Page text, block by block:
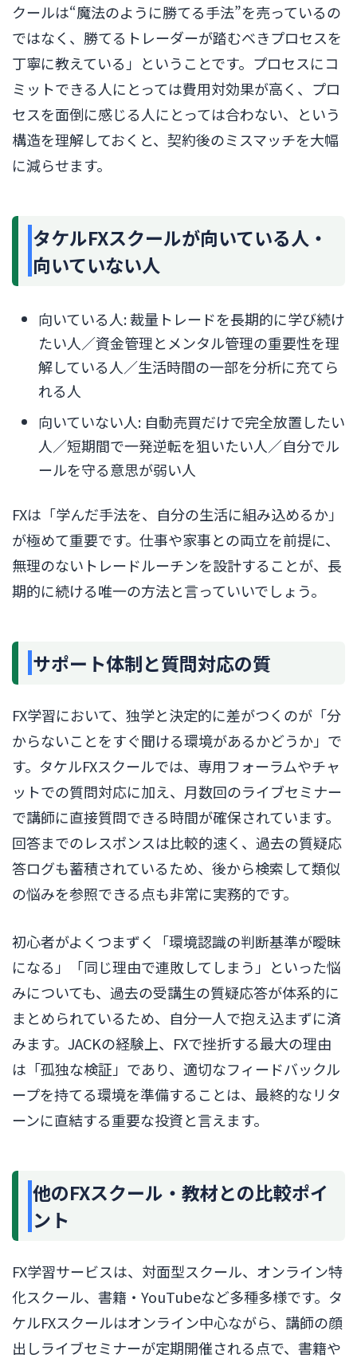
クールは“魔法のように勝てる手法”を売っているの
ではなく、勝てるトレーダーが踏むべきプロセスを
丁寧に教えている」ということです。プロセスにコ
ミットできる人にとっては費用対効果が高く、プロ
セスを面倒に感じる人にとっては合わない、という
構造を理解しておくと、契約後のミスマッチを大幅
に減らせます。
タケルFXスクールが向いている人・
向いていない人
向いている人: 裁量トレードを長期的に学び続け
たい人／資金管理とメンタル管理の重要性を理
解している人／生活時間の一部を分析に充てら
れる人
向いていない人: 自動売買だけで完全放置したい
人／短期間で一発逆転を狙いたい人／自分でル
ールを守る意思が弱い人
FXは「学んだ手法を、自分の生活に組み込めるか」
が極めて重要です。仕事や家事との両立を前提に、
無理のないトレードルーチンを設計することが、長
期的に続ける唯一の方法と言っていいでしょう。
サポート体制と質問対応の質
FX学習において、独学と決定的に差がつくのが「分
からないことをすぐ聞ける環境があるかどうか」で
す。タケルFXスクールでは、専用フォーラムやチャ
ットでの質問対応に加え、月数回のライブセミナー
で講師に直接質問できる時間が確保されています。
回答までのレスポンスは比較的速く、過去の質疑応
答ログも蓄積されているため、後から検索して類似
の悩みを参照できる点も非常に実務的です。
初心者がよくつまずく「環境認識の判断基準が曖昧
になる」「同じ理由で連敗してしまう」といった悩
みについても、過去の受講生の質疑応答が体系的に
まとめられているため、自分一人で抱え込まずに済
みます。JACKの経験上、FXで挫折する最大の理由
は「孤独な検証」であり、適切なフィードバックル
ープを持てる環境を準備することは、最終的なリタ
ーンに直結する重要な投資と言えます。
他のFXスクール・教材との比較ポイ
ント
FX学習サービスは、対面型スクール、オンライン特
化スクール、書籍・YouTubeなど多種多様です。タ
ケルFXスクールはオンライン中心ながら、講師の顔
出しライブセミナーが定期開催される点で、書籍や